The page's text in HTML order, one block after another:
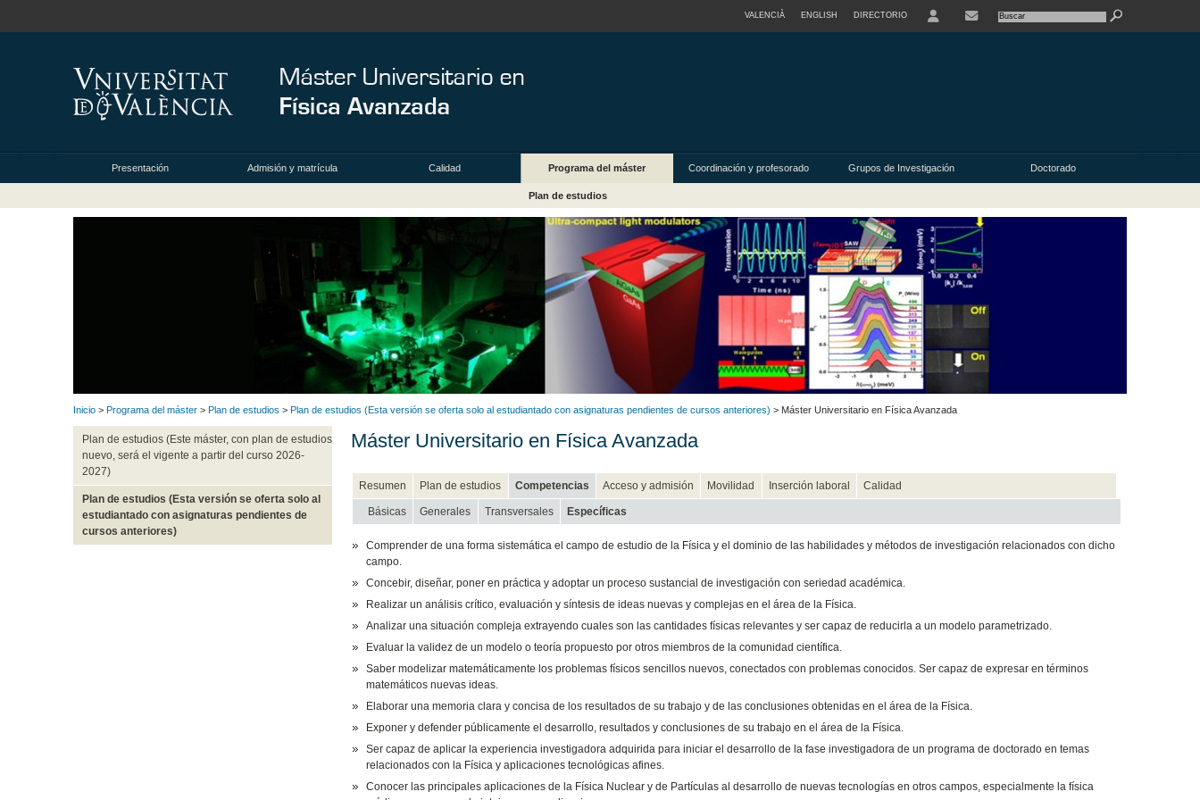
VALENCIÀ ENGLISH DIRECTORIO
Presentación Admisión y matrícula Calidad Programa del máster Coordinación y profesorado Grupos de Investigación Doctorado
Plan de estudios
Inicio > Programa del máster > Plan de estudios > Plan de estudios (Esta versión se oferta solo al estudiantado con asignaturas pendientes de cursos anteriores) > Máster Universitario en Física Avanzada
Plan de estudios (Este máster, con plan de estudios
nuevo, será el vigente a partir del curso 2026-
2027)
Plan de estudios (Esta versión se oferta solo al
estudiantado con asignaturas pendientes de
cursos anteriores)
Máster Universitario en Física Avanzada
Resumen Plan de estudios Competencias Acceso y admisión Movilidad Inserción laboral Calidad
Básicas Generales Transversales Específicas
Comprender de una forma sistemática el campo de estudio de la Física y el dominio de las habilidades y métodos de investigación relacionados con dicho
campo.
Concebir, diseñar, poner en práctica y adoptar un proceso sustancial de investigación con seriedad académica.
Realizar un análisis crítico, evaluación y síntesis de ideas nuevas y complejas en el área de la Física.
Analizar una situación compleja extrayendo cuales son las cantidades físicas relevantes y ser capaz de reducirla a un modelo parametrizado.
Evaluar la validez de un modelo o teoría propuesto por otros miembros de la comunidad científica.
Saber modelizar matemáticamente los problemas físicos sencillos nuevos, conectados con problemas conocidos. Ser capaz de expresar en términos
matemáticos nuevas ideas.
Elaborar una memoria clara y concisa de los resultados de su trabajo y de las conclusiones obtenidas en el área de la Física.
Exponer y defender públicamente el desarrollo, resultados y conclusiones de su trabajo en el área de la Física.
Ser capaz de aplicar la experiencia investigadora adquirida para iniciar el desarrollo de la fase investigadora de un programa de doctorado en temas
relacionados con la Física y aplicaciones tecnológicas afines.
Conocer las principales aplicaciones de la Física Nuclear y de Partículas al desarrollo de nuevas tecnologías en otros campos, especialmente la física